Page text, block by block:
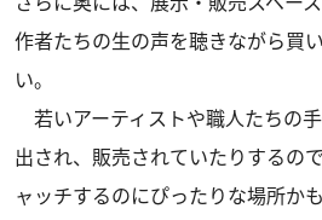
作者たちの生の声を聴きながら買
い。
若いアーティストや職人たちの
出され、販売されていたりするの
ャッチするのにぴったりな場所か